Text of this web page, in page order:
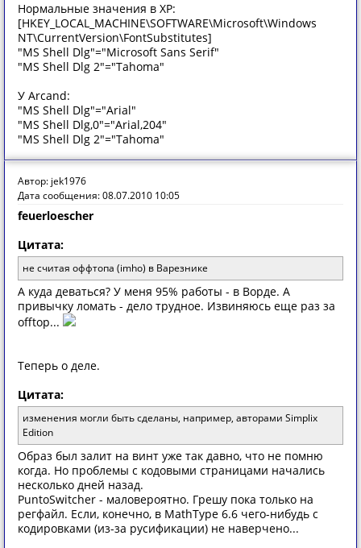
Нормальные значения в XP:
[HKEY_LOCAL_MACHINE\SOFTWARE\Microsoft\Windows
NT\CurrentVersion\FontSubstitutes]
"MS Shell Dlg"="Microsoft Sans Serif"
"MS Shell Dlg 2"="Tahoma"
У Arcand:
"MS Shell Dlg"="Arial"
"MS Shell Dlg,0"="Arial,204"
"MS Shell Dlg 2"="Tahoma"
Автор: jek1976
Дата сообщения: 08.07.2010 10:05
feuerloescher
Цитата:
не считая оффтопа (imho) в Варезнике
А куда деваться? У меня 95% работы - в Ворде. А
привычку ломать - дело трудное. Извиняюсь еще раз за
offtop...
Теперь о деле.
Цитата:
изменения могли быть сделаны, например, авторами Simplix
Edition
Образ был залит на винт уже так давно, что не помню
когда. Но проблемы с кодовыми страницами начались
несколько дней назад.
PuntoSwitcher - маловероятно. Грешу пока только на
регфайл. Если, конечно, в MathType 6.6 чего-нибудь с
кодировками (из-за русификации) не наверчено...